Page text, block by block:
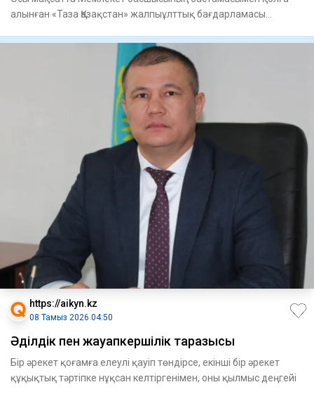
алынған «Таза Қазақстан» жалпыұлттық бағдарламасы
https://aikyn.kz
08 Тамыз 2026 04:50
Әділдік пен жауапкершілік таразысы
Бір әрекет қоғамға елеулі қауіп төндірсе, екінші бір әрекет
құқықтық тәртіпке нұқсан келтіргенімен, оны қылмыс деңгейі